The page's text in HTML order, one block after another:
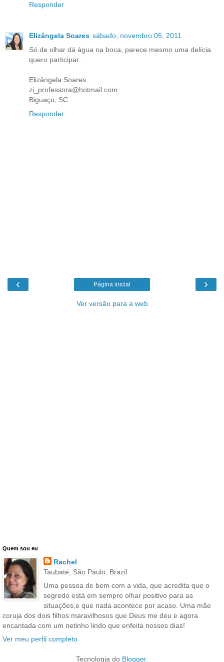
Responder
Elizângela Soares sábado, novembro 05, 2011
Só de olhar dá água na boca, parece mesmo uma delícia.
quero participar:
Elizângela Soares
zi_professora@hotmail.com
Biguaçu, SC
Responder
‹ ›
Página inicial
Ver versão para a web
Quem sou eu
Rachel
Taubaté, São Paulo, Brazil
Uma pessoa de bem com a vida, que acredita que o
segredo está em sempre olhar positivo para as
situações,e que nada acontece por acaso. Uma mãe
coruja dos dois filhos maravilhosos que Deus me deu e agora
encantada com um netinho lindo que enfeita nossos dias!
Ver meu perfil completo
Tecnologia do Blogger.